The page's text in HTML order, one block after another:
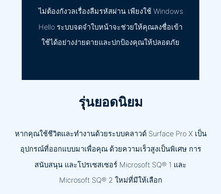
ไม่ต้องกังวลเรื่องลืมรหัสผ่าน เพียงใช้ Windows
Hello ระบบจดจำใบหน้าจะช่วยให้คุณลงชื่อเข้า
ใช้ได้อย่างง่ายดายและปกป้องคุณให้ปลอดภัย
รุ่นยอดนิยม
หากคุณใช้ชีวิตและทำงานด้วยระบบคลาวด์ Surface Pro X เป็น
อุปกรณ์ที่ออกแบบมาเพื่อคุณ ด้วยความเร็วสูงเป็นพิเศษ การ
สนับสนุน และโปรเซสเซอร์ Microsoft SQ® 1 และ
Microsoft SQ® 2 ใหม่ที่มีให้เลือก